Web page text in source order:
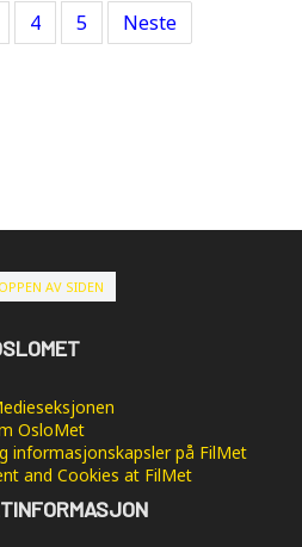
4 5 Neste
AV SIDEN
OsloMet
informasjonskapsler på FilMet
and Cookies at FilMet